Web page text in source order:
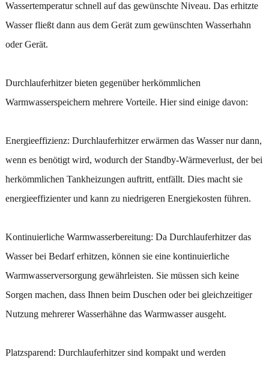
Wassertemperatur schnell auf das gewünschte Niveau. Das erhitzte
Wasser fließt dann aus dem Gerät zum gewünschten Wasserhahn
oder Gerät.
Durchlauferhitzer bieten gegenüber herkömmlichen
Warmwasserspeichern mehrere Vorteile. Hier sind einige davon:
Energieeffizienz: Durchlauferhitzer erwärmen das Wasser nur dann,
wenn es benötigt wird, wodurch der Standby-Wärmeverlust, der bei
herkömmlichen Tankheizungen auftritt, entfällt. Dies macht sie
energieeffizienter und kann zu niedrigeren Energiekosten führen.
Kontinuierliche Warmwasserbereitung: Da Durchlauferhitzer das
Wasser bei Bedarf erhitzen, können sie eine kontinuierliche
Warmwasserversorgung gewährleisten. Sie müssen sich keine
Sorgen machen, dass Ihnen beim Duschen oder bei gleichzeitiger
Nutzung mehrerer Wasserhähne das Warmwasser ausgeht.
Platzsparend: Durchlauferhitzer sind kompakt und werden